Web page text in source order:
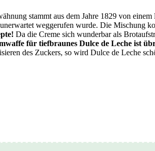
stammt aus dem Jahre 1829 von
weggerufen wurde. Die Mischung
Da die Creme sich wunderbar als
für tiefbraunes Dulce de Leche ist
des Zuckers, so wird Dulce de Leche